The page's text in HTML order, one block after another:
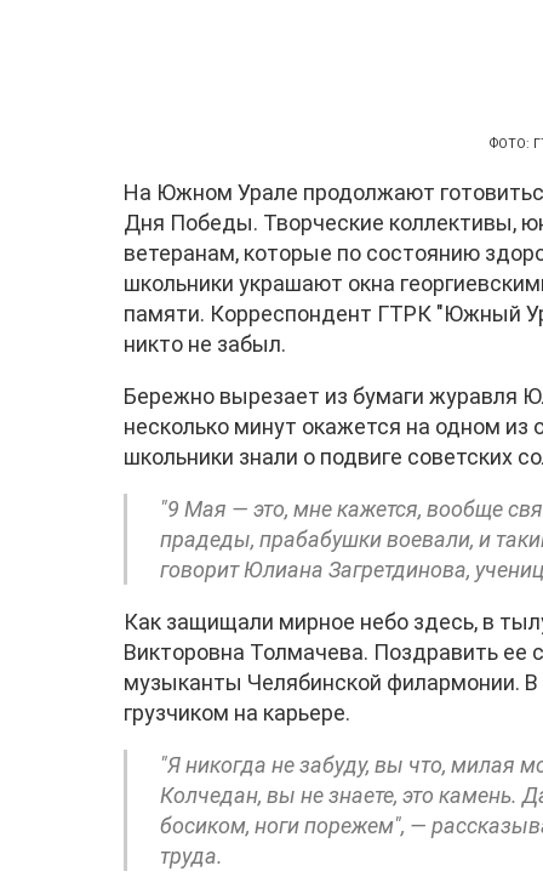
ФОТО:
На Южном Урале продолжают
Дня Победы. Творческие коллективы,
ветеранам, которые по состоянию
школьники украшают окна
памяти. Корреспондент ГТРК "Южный
никто не забыл.
Бережно вырезает из бумаги журавля
несколько минут окажется на одном
школьники знали о подвиге советских
"9 Мая — это, мне кажется, вообще
прадеды, прабабушки воевали, и
говорит Юлиана Загретдинова,
Как защищали мирное небо здесь, в
Викторовна Толмачева. Поздравить
музыканты Челябинской филармонии.
грузчиком на карьере.
"Я никогда не забуду, вы что, милая
Колчедан, вы не знаете, это камень.
босиком, ноги порежем", —
труда.